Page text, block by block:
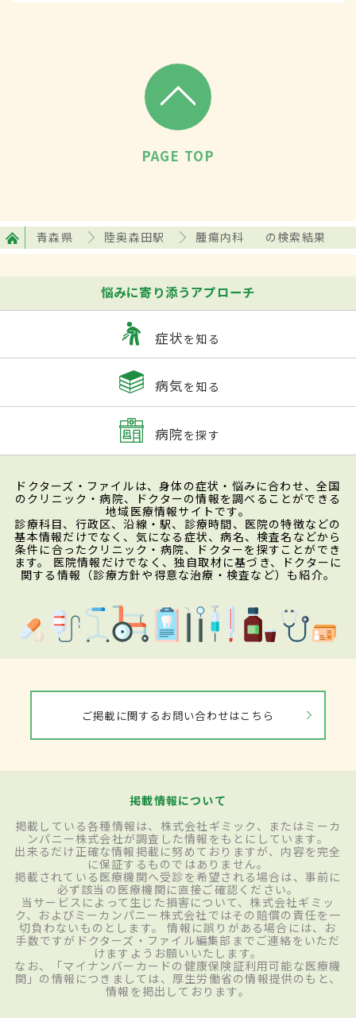
PAGE TOP
青森県 陸奥森田駅 腫瘍内科 の検索結果
悩みに寄り添うアプローチ
症状を知る
病気を知る
病院を探す
ドクターズ・ファイルは、身体の症状・悩みに合わせ、全国
のクリニック・病院、ドクターの情報を調べることができる
地域医療情報サイトです。
診療科目、行政区、沿線・駅、診療時間、医院の特徴などの
基本情報だけでなく、気になる症状、病名、検査名などから
条件に合ったクリニック・病院、ドクターを探すことができ
ます。 医院情報だけでなく、独自取材に基づき、ドクターに
関する情報（診療方針や得意な治療・検査など）も紹介。
ご掲載に関するお問い合わせはこちら
掲載情報について
掲載している各種情報は、株式会社ギミック、またはミーカ
ンパニー株式会社が調査した情報をもとにしています。
出来るだけ正確な情報掲載に努めておりますが、内容を完全
に保証するものではありません。
掲載されている医療機関へ受診を希望される場合は、事前に
必ず該当の医療機関に直接ご確認ください。
当サービスによって生じた損害について、株式会社ギミッ
ク、およびミーカンパニー株式会社ではその賠償の責任を一
切負わないものとします。 情報に誤りがある場合には、お
手数ですがドクターズ・ファイル編集部までご連絡をいただ
けますようお願いいたします。
なお、「マイナンバーカードの健康保険証利用可能な医療機
関」の情報につきましては、厚生労働省の情報提供のもと、
情報を掲出しております。